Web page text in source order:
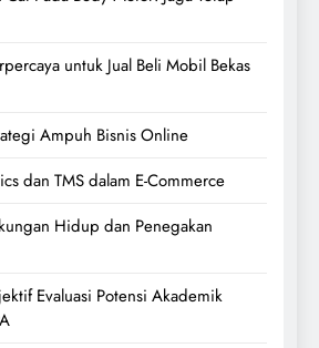
untuk Jual Beli Mobil Bekas
Ampuh Bisnis Online
dan TMS dalam E-Commerce
Hidup dan Penegakan
Evaluasi Potensi Akademik